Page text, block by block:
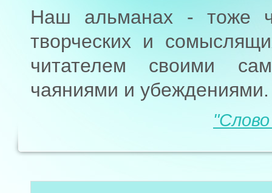
Наш альманах - тоже
творческих и
читателем своими
чаяниями и убеждениями.